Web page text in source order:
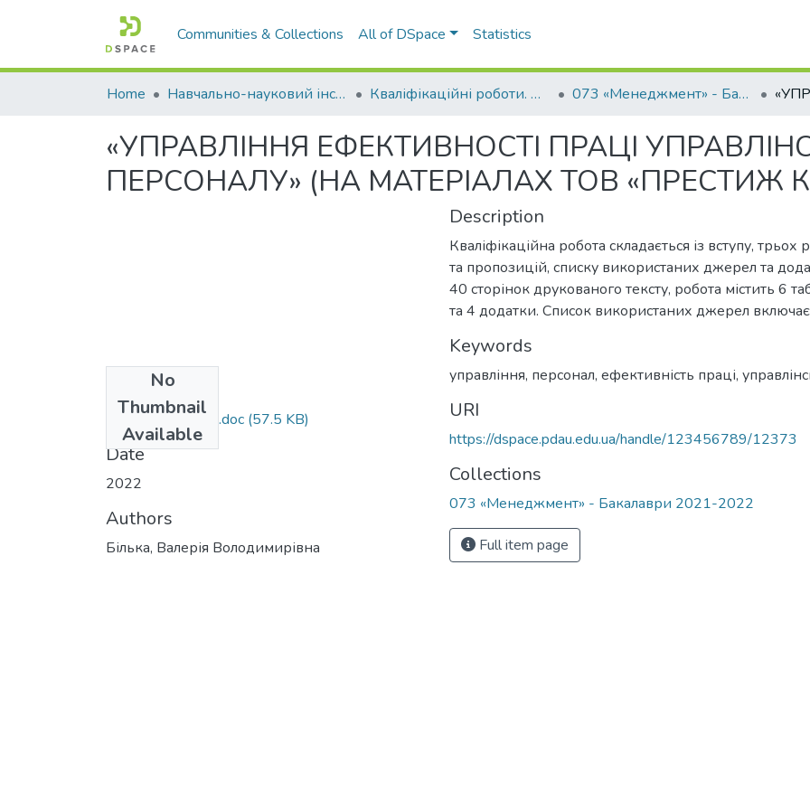
Communities & Collections All of DSpace Statistics
Home Навчально-науковий інститут економіки, управління, права та інформаційних технологій Кваліфікаційні роботи. ННІ економіки, управління, права та ІТ 073 «Менеджмент» - Бакалаври 2021-2022
«УПРАВЛІННЯ ЕФЕКТИВНОСТІ ПРАЦІ
ПЕРСОНАЛУ» (НА МАТЕРІАЛАХ ТОВ «ПРЕСТИЖ
No
Thumbnail
Available
реферат Билька.doc (57.5 KB)
Date
2022
Authors
Білька, Валерія Володимирівна
Description
Кваліфікаційна робота складається із вступу, трьох
та пропозицій, списку використаних джерел та
40 сторінок друкованого тексту, робота містить 6
та 4 додатки. Список використаних джерел
Keywords
управління, персонал, ефективність праці,
URI
https://dspace.pdau.edu.ua/handle/123456789/12373
Collections
073 «Менеджмент» - Бакалаври 2021-2022
Full item page